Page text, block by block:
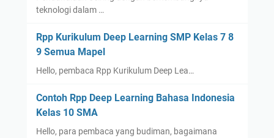
teknologi dalam …
Rpp Kurikulum Deep Learning SMP Kelas 7 8
9 Semua Mapel
Hello, pembaca Rpp Kurikulum Deep Lea…
Contoh Rpp Deep Learning Bahasa Indonesia
Kelas 10 SMA
Hello, para pembaca yang budiman, bagaimana